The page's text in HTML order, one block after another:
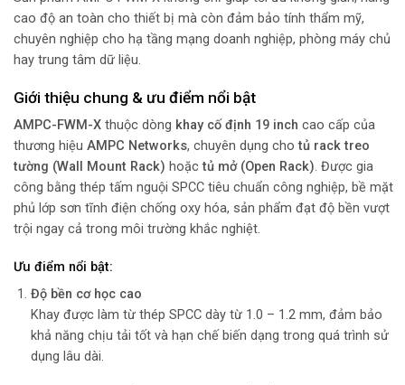
cao độ an toàn cho thiết bị mà còn đảm bảo tính thẩm mỹ,
chuyên nghiệp cho hạ tầng mạng doanh nghiệp, phòng máy chủ
hay trung tâm dữ liệu.
Giới thiệu chung & ưu điểm nổi bật
AMPC-FWM-X thuộc dòng khay cố định 19 inch cao cấp của
thương hiệu AMPC Networks, chuyên dụng chotủ rack treo
tường (Wall Mount Rack) hoặctủ mở (Open Rack). Được gia
công bằng thép tấm nguội SPCC tiêu chuẩn công nghiệp, bề mặt
phủ lớp sơn tĩnh điện chống oxy hóa, sản phẩm đạt độ bền vượt
trội ngay cả trong môi trường khắc nghiệt.
Ưu điểm nổi bật:
Độ bền cơ học cao
Khay được làm từ thép SPCC dày từ 1.0 – 1.2 mm, đảm bảo
khả năng chịu tải tốt và hạn chế biến dạng trong quá trình sử
dụng lâu dài.